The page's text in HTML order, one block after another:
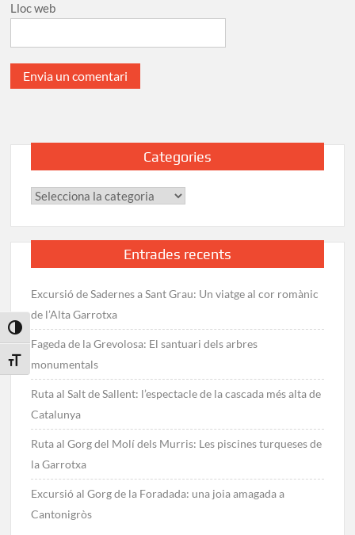
Toggle High Contrast
Toggle Font size
Lloc web
Categories
Categories
Entrades recents
Excursió de Sadernes a Sant Grau: Un viatge al cor romànic
de l’Alta Garrotxa
Fageda de la Grevolosa: El santuari dels arbres
monumentals
Ruta al Salt de Sallent: l’espectacle de la cascada més alta de
Catalunya
Ruta al Gorg del Molí dels Murris: Les piscines turqueses de
la Garrotxa
Excursió al Gorg de la Foradada: una joia amagada a
Cantonigròs